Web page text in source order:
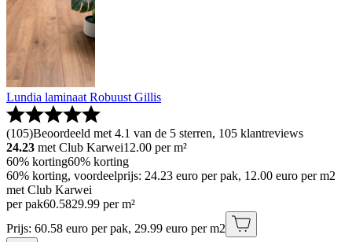
Lundia laminaat Robuust Gillis
(105)Beoordeeld met 4.1 van de 5 sterren, 105 klantreviews
24.23 met Club Karwei12.00 per m²
60% korting60% korting
60% korting, voordeelprijs: 24.23 euro per pak, 12.00 euro per m2
met Club Karwei
per pak60.5829.99 per m²
Prijs: 60.58 euro per pak, 29.99 euro per m2